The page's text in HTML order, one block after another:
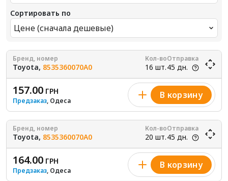
Сортировать по
Цене (сначала дешевые)
Бренд, номер
Toyota, 8535360070A0
Кол-во
16 шт.
Отправка
45 дн.
157.00 ГРН
Предзаказ, Одеса
В корзину
Бренд, номер
Toyota, 8535360070A0
Кол-во
20 шт.
Отправка
45 дн.
164.00 ГРН
Предзаказ, Одеса
В корзину